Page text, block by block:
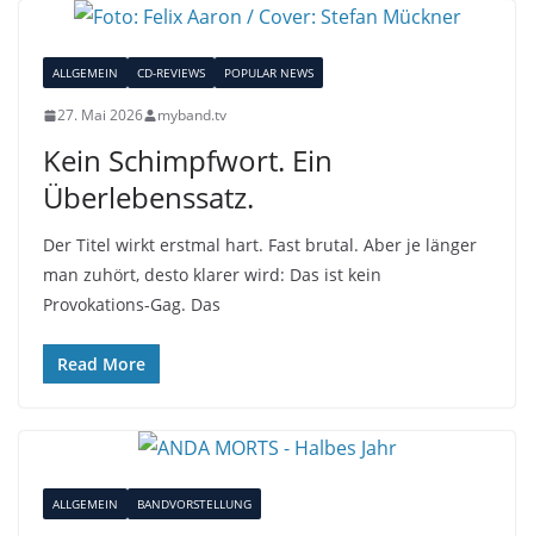
ALLGEMEIN CD-REVIEWS POPULAR NEWS
27. Mai 2026 myband.tv
Kein Schimpfwort. Ein
Überlebenssatz.
Der Titel wirkt erstmal hart. Fast brutal. Aber je länger
man zuhört, desto klarer wird: Das ist kein
Provokations-Gag. Das
Read More
ALLGEMEIN BANDVORSTELLUNG